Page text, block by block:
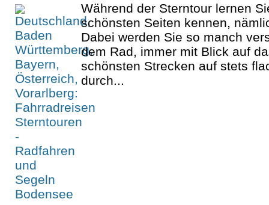
Während der Sterntour lernen
schönsten Seiten kennen,
Dabei werden Sie so manch
dem Rad, immer mit Blick auf
schönsten Strecken auf stets
durch...